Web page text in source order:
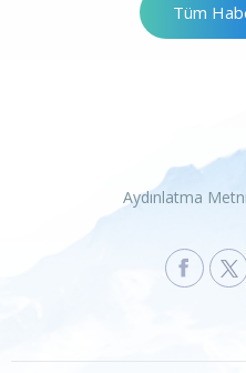
Tüm
Aydınlatma Metni